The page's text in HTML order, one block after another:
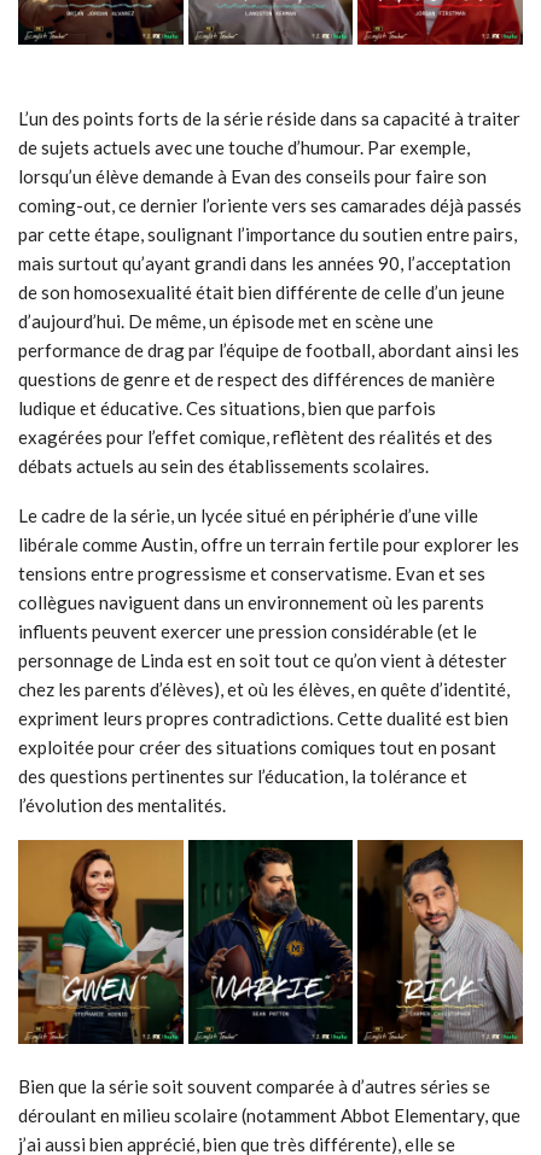
L’un des points forts de la série réside dans sa capacité à traiter
de sujets actuels avec une touche d’humour. Par exemple,
lorsqu’un élève demande à Evan des conseils pour faire son
coming-out, ce dernier l’oriente vers ses camarades déjà passés
par cette étape, soulignant l’importance du soutien entre pairs,
mais surtout qu’ayant grandi dans les années 90, l’acceptation
de son homosexualité était bien différente de celle d’un jeune
d’aujourd’hui. De même, un épisode met en scène une
performance de drag par l’équipe de football, abordant ainsi les
questions de genre et de respect des différences de manière
ludique et éducative. Ces situations, bien que parfois
exagérées pour l’effet comique, reflètent des réalités et des
débats actuels au sein des établissements scolaires.
Le cadre de la série, un lycée situé en périphérie d’une ville
libérale comme Austin, offre un terrain fertile pour explorer les
tensions entre progressisme et conservatisme. Evan et ses
collègues naviguent dans un environnement où les parents
influents peuvent exercer une pression considérable (et le
personnage de Linda est en soit tout ce qu’on vient à détester
chez les parents d’élèves), et où les élèves, en quête d’identité,
expriment leurs propres contradictions. Cette dualité est bien
exploitée pour créer des situations comiques tout en posant
des questions pertinentes sur l’éducation, la tolérance et
l’évolution des mentalités.
Bien que la série soit souvent comparée à d’autres séries se
déroulant en milieu scolaire (notamment Abbot Elementary, que
j’ai aussi bien apprécié, bien que très différente), elle se